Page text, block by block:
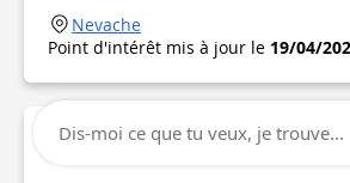
Nevache
Point d'intérêt mis à jour le 19/04/
Dis-moi ce que tu veux, je trouve...